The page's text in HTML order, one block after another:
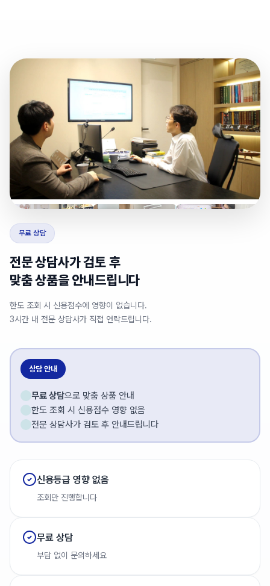
무료 상담
전문 상담사가 검토 후
맞춤 상품을 안내드립니다
한도 조회 시 신용점수에 영향이 없습니다.
3시간 내 전문 상담사가 직접 연락드립니다.
상담 안내
무료 상담으로 맞춤 상품 안내
한도 조회 시 신용점수 영향 없음
전문 상담사가 검토 후 안내드립니다
신용등급 영향 없음
조회만 진행합니다
무료 상담
부담 없이 문의하세요